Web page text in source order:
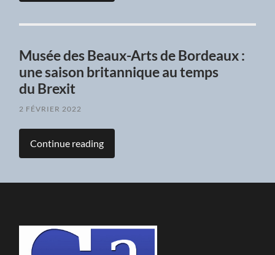
Musée des Beaux-Arts de Bordeaux :
une saison britannique au temps
du Brexit
2 FÉVRIER 2022
Continue reading